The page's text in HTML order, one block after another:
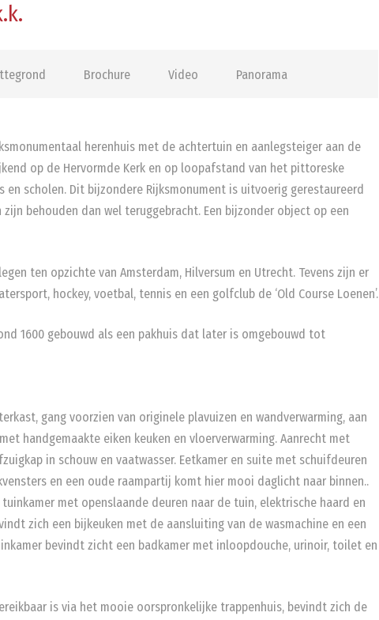
Brochure Video Panorama
herenhuis met de achtertuin en aanlegsteiger aan de
op de Hervormde Kerk en op loopafstand van het pittoreske
en scholen. Dit bijzondere Rijksmonument is uitvoerig gerestaureerd
behouden dan wel teruggebracht. Een bijzonder object op een
ten opzichte van Amsterdam, Hilversum en Utrecht. Tevens zijn er
hockey, voetbal, tennis en een golfclub de ‘Old Course Loenen’.
1600 gebouwd als een pakhuis dat later is omgebouwd tot
gang voorzien van originele plavuizen en wandverwarming, aan
handgemaakte eiken keuken en vloerverwarming. Aanrecht met
in schouw en vaatwasser. Eetkamer en suite met schuifdeuren
en een oude raampartij komt hier mooi daglicht naar binnen..
met openslaande deuren naar de tuin, elektrische haard en
zich een bijkeuken met de aansluiting van de wasmachine en een
bevindt zicht een badkamer met inloopdouche, urinoir, toilet en
is via het mooie oorspronkelijke trappenhuis, bevindt zich de